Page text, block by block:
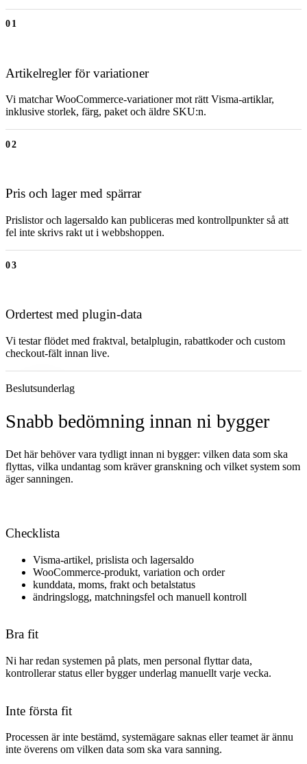
01
Artikelregler för variationer
Vi matchar WooCommerce-variationer mot rätt Visma-artiklar,
inklusive storlek, färg, paket och äldre SKU:n.
02
Pris och lager med spärrar
Prislistor och lagersaldo kan publiceras med kontrollpunkter så att
fel inte skrivs rakt ut i webbshoppen.
03
Ordertest med plugin-data
Vi testar flödet med fraktval, betalplugin, rabattkoder och custom
checkout-fält innan live.
Beslutsunderlag
Snabb bedömning innan ni bygger
Det här behöver vara tydligt innan ni bygger: vilken data som ska
flyttas, vilka undantag som kräver granskning och vilket system som
äger sanningen.
Checklista
Visma-artikel, prislista och lagersaldo
WooCommerce-produkt, variation och order
kunddata, moms, frakt och betalstatus
ändringslogg, matchningsfel och manuell kontroll
Bra fit
Ni har redan systemen på plats, men personal flyttar data,
kontrollerar status eller bygger underlag manuellt varje vecka.
Inte första fit
Processen är inte bestämd, systemägare saknas eller teamet är ännu
inte överens om vilken data som ska vara sanning.